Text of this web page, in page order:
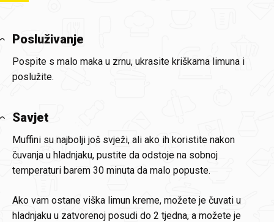
Posluživanje
Pospite s malo maka u zrnu, ukrasite kriškama limuna i
poslužite.
Savjet
Muffini su najbolji još svježi, ali ako ih koristite nakon
čuvanja u hladnjaku, pustite da odstoje na sobnoj
temperaturi barem 30 minuta da malo popuste.
Ako vam ostane viška limun kreme, možete je čuvati u
hladnjaku u zatvorenoj posudi do 2 tjedna, a možete je